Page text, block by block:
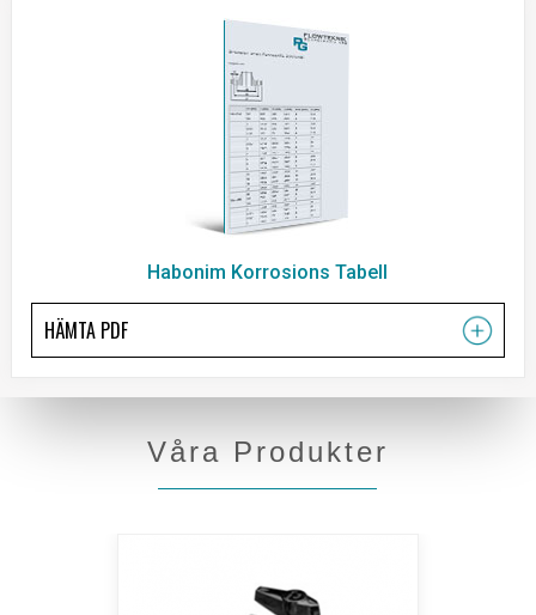
Habonim Korrosions Tabell
HÄMTA PDF
Våra Produkter